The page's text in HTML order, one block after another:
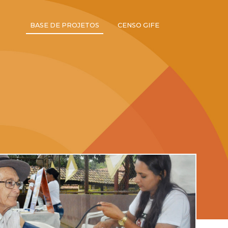
BASE DE PROJETOS CENSO GIFE